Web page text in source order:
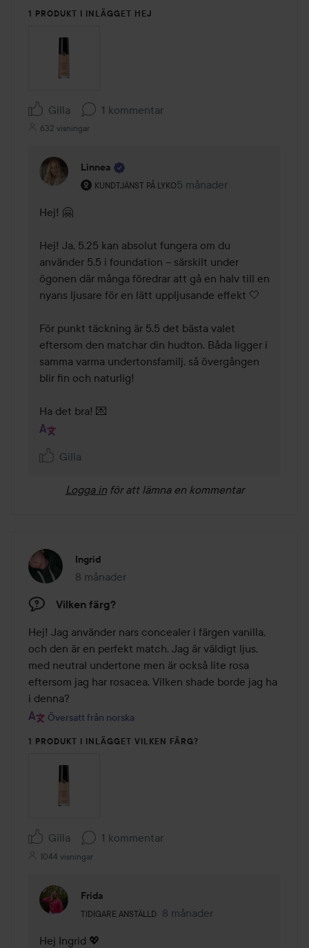
1 PRODUKT I INLÄGGET HEJ
Gilla 1 kommentar
632 visningar
Linnea
KUNDTJÄNST PÅ LYKO
Användarens roll: Kundtjänst på Lyko.
5 månader
Kommentaren lades 5
Hej! 🤗
Hej! Ja, 5.25 kan absolut fungera om du
använder 5.5 i foundation – särskilt under
ögonen där många föredrar att gå en halv till en
nyans ljusare för en lätt uppljusande effekt 🤍
För punkt täckning är 5.5 det bästa valet
eftersom den matchar din hudton. Båda ligger i
samma varma undertonsfamilj, så övergången
blir fin och naturlig!
Ha det bra! 💌
Gilla
Logga in för att lämna en kommentar
Ingrid
8 månader
Inlägget skapades 8 månader
Vilken färg?
Hej! Jag använder nars concealer i färgen vanilla,
och den är en perfekt match. Jag är väldigt ljus,
med neutral undertone men är också lite rosa
eftersom jag har rosacea. Vilken shade borde jag ha
i denna?
Översatt från norska
1 PRODUKT I INLÄGGET VILKEN FÄRG?
Gilla 1 kommentar
1044 visningar
Frida
TIDIGARE ANSTÄLLD
Användarens roll: Tidigare anställd.
8 månader
Kommentaren lades 8
Hej Ingrid 💖